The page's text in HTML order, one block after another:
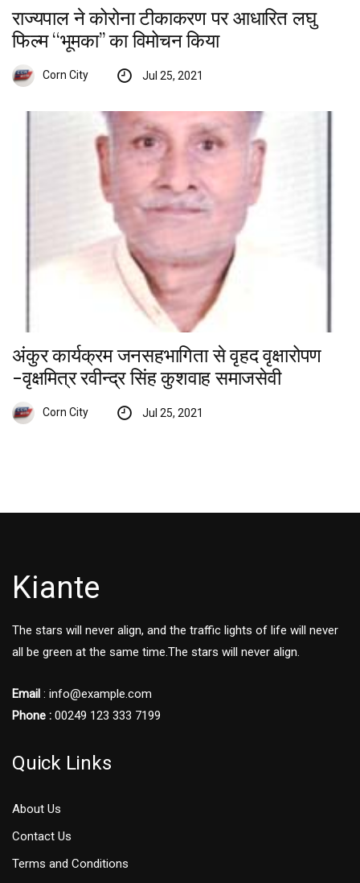
राज्यपाल ने कोरोना टीकाकरण पर आधारित लघु
फिल्म ‘‘भूमका’’ का विमोचन किया
Corn City Jul 25, 2021
अंकुर कार्यक्रम जनसहभागिता से वृहद वृक्षारोपण
-वृक्षमित्र रवीन्द्र सिंह कुशवाह समाजसेवी
Corn City Jul 25, 2021
Kiante
The stars will never align, and the traffic lights of life will never
all be green at the same time.The stars will never align.
Email : info@example.com
Phone : 00249 123 333 7199
Quick Links
About Us
Contact Us
Terms and Conditions